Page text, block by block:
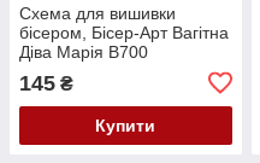
Схема для вишивки
бісером, Бісер-Арт Вагітна
Діва Марія В700
145 ₴
Купити